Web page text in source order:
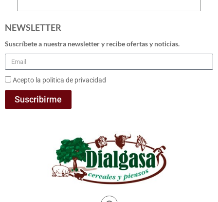
NEWSLETTER
Suscríbete a nuestra newsletter y recibe ofertas y noticias.
Acepto la politica de privacidad
Suscribirme